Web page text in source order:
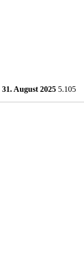
31. August 2025 5.105